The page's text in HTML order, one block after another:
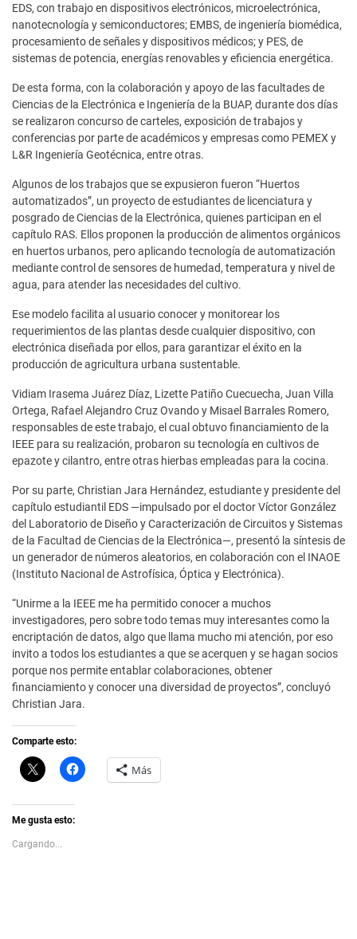
EDS, con trabajo en dispositivos electrónicos, microelectrónica,
nanotecnología y semiconductores; EMBS, de ingeniería biomédica,
procesamiento de señales y dispositivos médicos; y PES, de
sistemas de potencia, energías renovables y eficiencia energética.
De esta forma, con la colaboración y apoyo de las facultades de
Ciencias de la Electrónica e Ingeniería de la BUAP, durante dos días
se realizaron concurso de carteles, exposición de trabajos y
conferencias por parte de académicos y empresas como PEMEX y
L&R Ingeniería Geotécnica, entre otras.
Algunos de los trabajos que se expusieron fueron “Huertos
automatizados”, un proyecto de estudiantes de licenciatura y
posgrado de Ciencias de la Electrónica, quienes participan en el
capítulo RAS. Ellos proponen la producción de alimentos orgánicos
en huertos urbanos, pero aplicando tecnología de automatización
mediante control de sensores de humedad, temperatura y nivel de
agua, para atender las necesidades del cultivo.
Ese modelo facilita al usuario conocer y monitorear los
requerimientos de las plantas desde cualquier dispositivo, con
electrónica diseñada por ellos, para garantizar el éxito en la
producción de agricultura urbana sustentable.
Vidiam Irasema Juárez Díaz, Lizette Patiño Cuecuecha, Juan Villa
Ortega, Rafael Alejandro Cruz Ovando y Misael Barrales Romero,
responsables de este trabajo, el cual obtuvo financiamiento de la
IEEE para su realización, probaron su tecnología en cultivos de
epazote y cilantro, entre otras hierbas empleadas para la cocina.
Por su parte, Christian Jara Hernández, estudiante y presidente del
capítulo estudiantil EDS —impulsado por el doctor Víctor González
del Laboratorio de Diseño y Caracterización de Circuitos y Sistemas
de la Facultad de Ciencias de la Electrónica—, presentó la síntesis de
un generador de números aleatorios, en colaboración con el INAOE
(Instituto Nacional de Astrofísica, Óptica y Electrónica).
“Unirme a la IEEE me ha permitido conocer a muchos
investigadores, pero sobre todo temas muy interesantes como la
encriptación de datos, algo que llama mucho mi atención, por eso
invito a todos los estudiantes a que se acerquen y se hagan socios
porque nos permite entablar colaboraciones, obtener
financiamiento y conocer una diversidad de proyectos”, concluyó
Christian Jara.
Comparte esto:
C
l
k
t
s
h
H
a Más
Me gusta esto:
Cargando...